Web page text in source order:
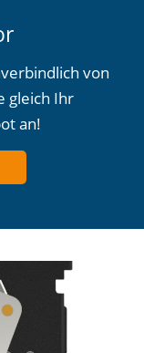
von
gleich Ihr
an!